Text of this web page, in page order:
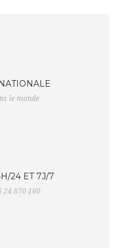
le monde
24 ET 7J/7
24 870 160